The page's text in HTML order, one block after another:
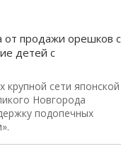
от продажи орешков с
детей с
крупной сети японской
Новгорода
подопечных